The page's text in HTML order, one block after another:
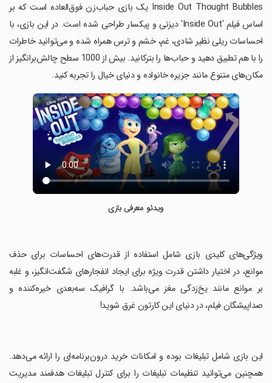
Inside Out Thought Bubbles یک بازی حباب‌زن فوق‌العاده است که بر
اساس فیلم 'Inside Out' دیزنی و پیکسار طراحی شده است. در این بازی، با
احساسات ریلی نظیر شادی، غم، خشم و ترس همراه شده و می‌توانید خاطرات
را با هم تطبیق دهید و حباب‌ها را بترکانید. بیش از 1000 سطح چالش‌برانگیز از
مکان‌های متنوع مانند جزیره خانواده و دنیای خیال را تجربه کنید.
ویدئو معرفی بازی
‏ویژگی‌های کلیدی بازی شامل استفاده از قدرت‌های احساسات برای حذف
موانع، در اختیار داشتن قدرت ویژه برای ایجاد انفجارهای شگفت‌انگیز، و غلبه
بر موانع مانند یخ‌زدگی مغز می‌باشد. با گرافیک سه‌بعدی خیره‌کننده و
صداپیشگان فیلم، در دنیای این کارتون غرق شوید!
‏این بازی شامل تبلیغات بوده و امکانات خرید درون‌برنامه‌ای را ارائه می‌دهد.
همچنین می‌توانید تنظیمات تبلیغات را برای کنترل تبلیغات هدفمند مدیریت